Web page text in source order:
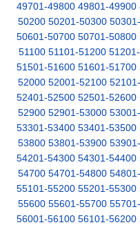
49701-49800 49801-49900
50200 50201-50300
50601-50700 50701-50800
51100 51101-51200
51501-51600 51601-51700
52000 52001-52100
52401-52500 52501-52600
52900 52901-53000
53301-53400 53401-53500
53800 53801-53900
54201-54300 54301-54400
54700 54701-54800
55101-55200 55201-55300
55600 55601-55700
56001-56100 56101-56200